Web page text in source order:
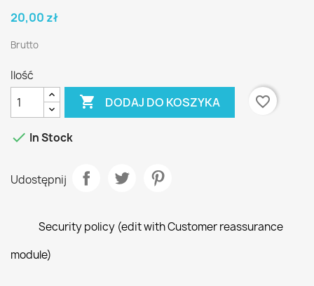
20,00 zł
Brutto
Ilość
 DODAJ DO KOSZYKA favorite_border
 In Stock
Udostępnij
Security policy (edit with Customer reassurance
module)